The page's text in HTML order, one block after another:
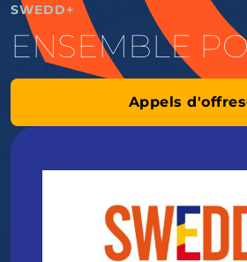
SWEDD+
ENSEMBLE
Appels d'offres